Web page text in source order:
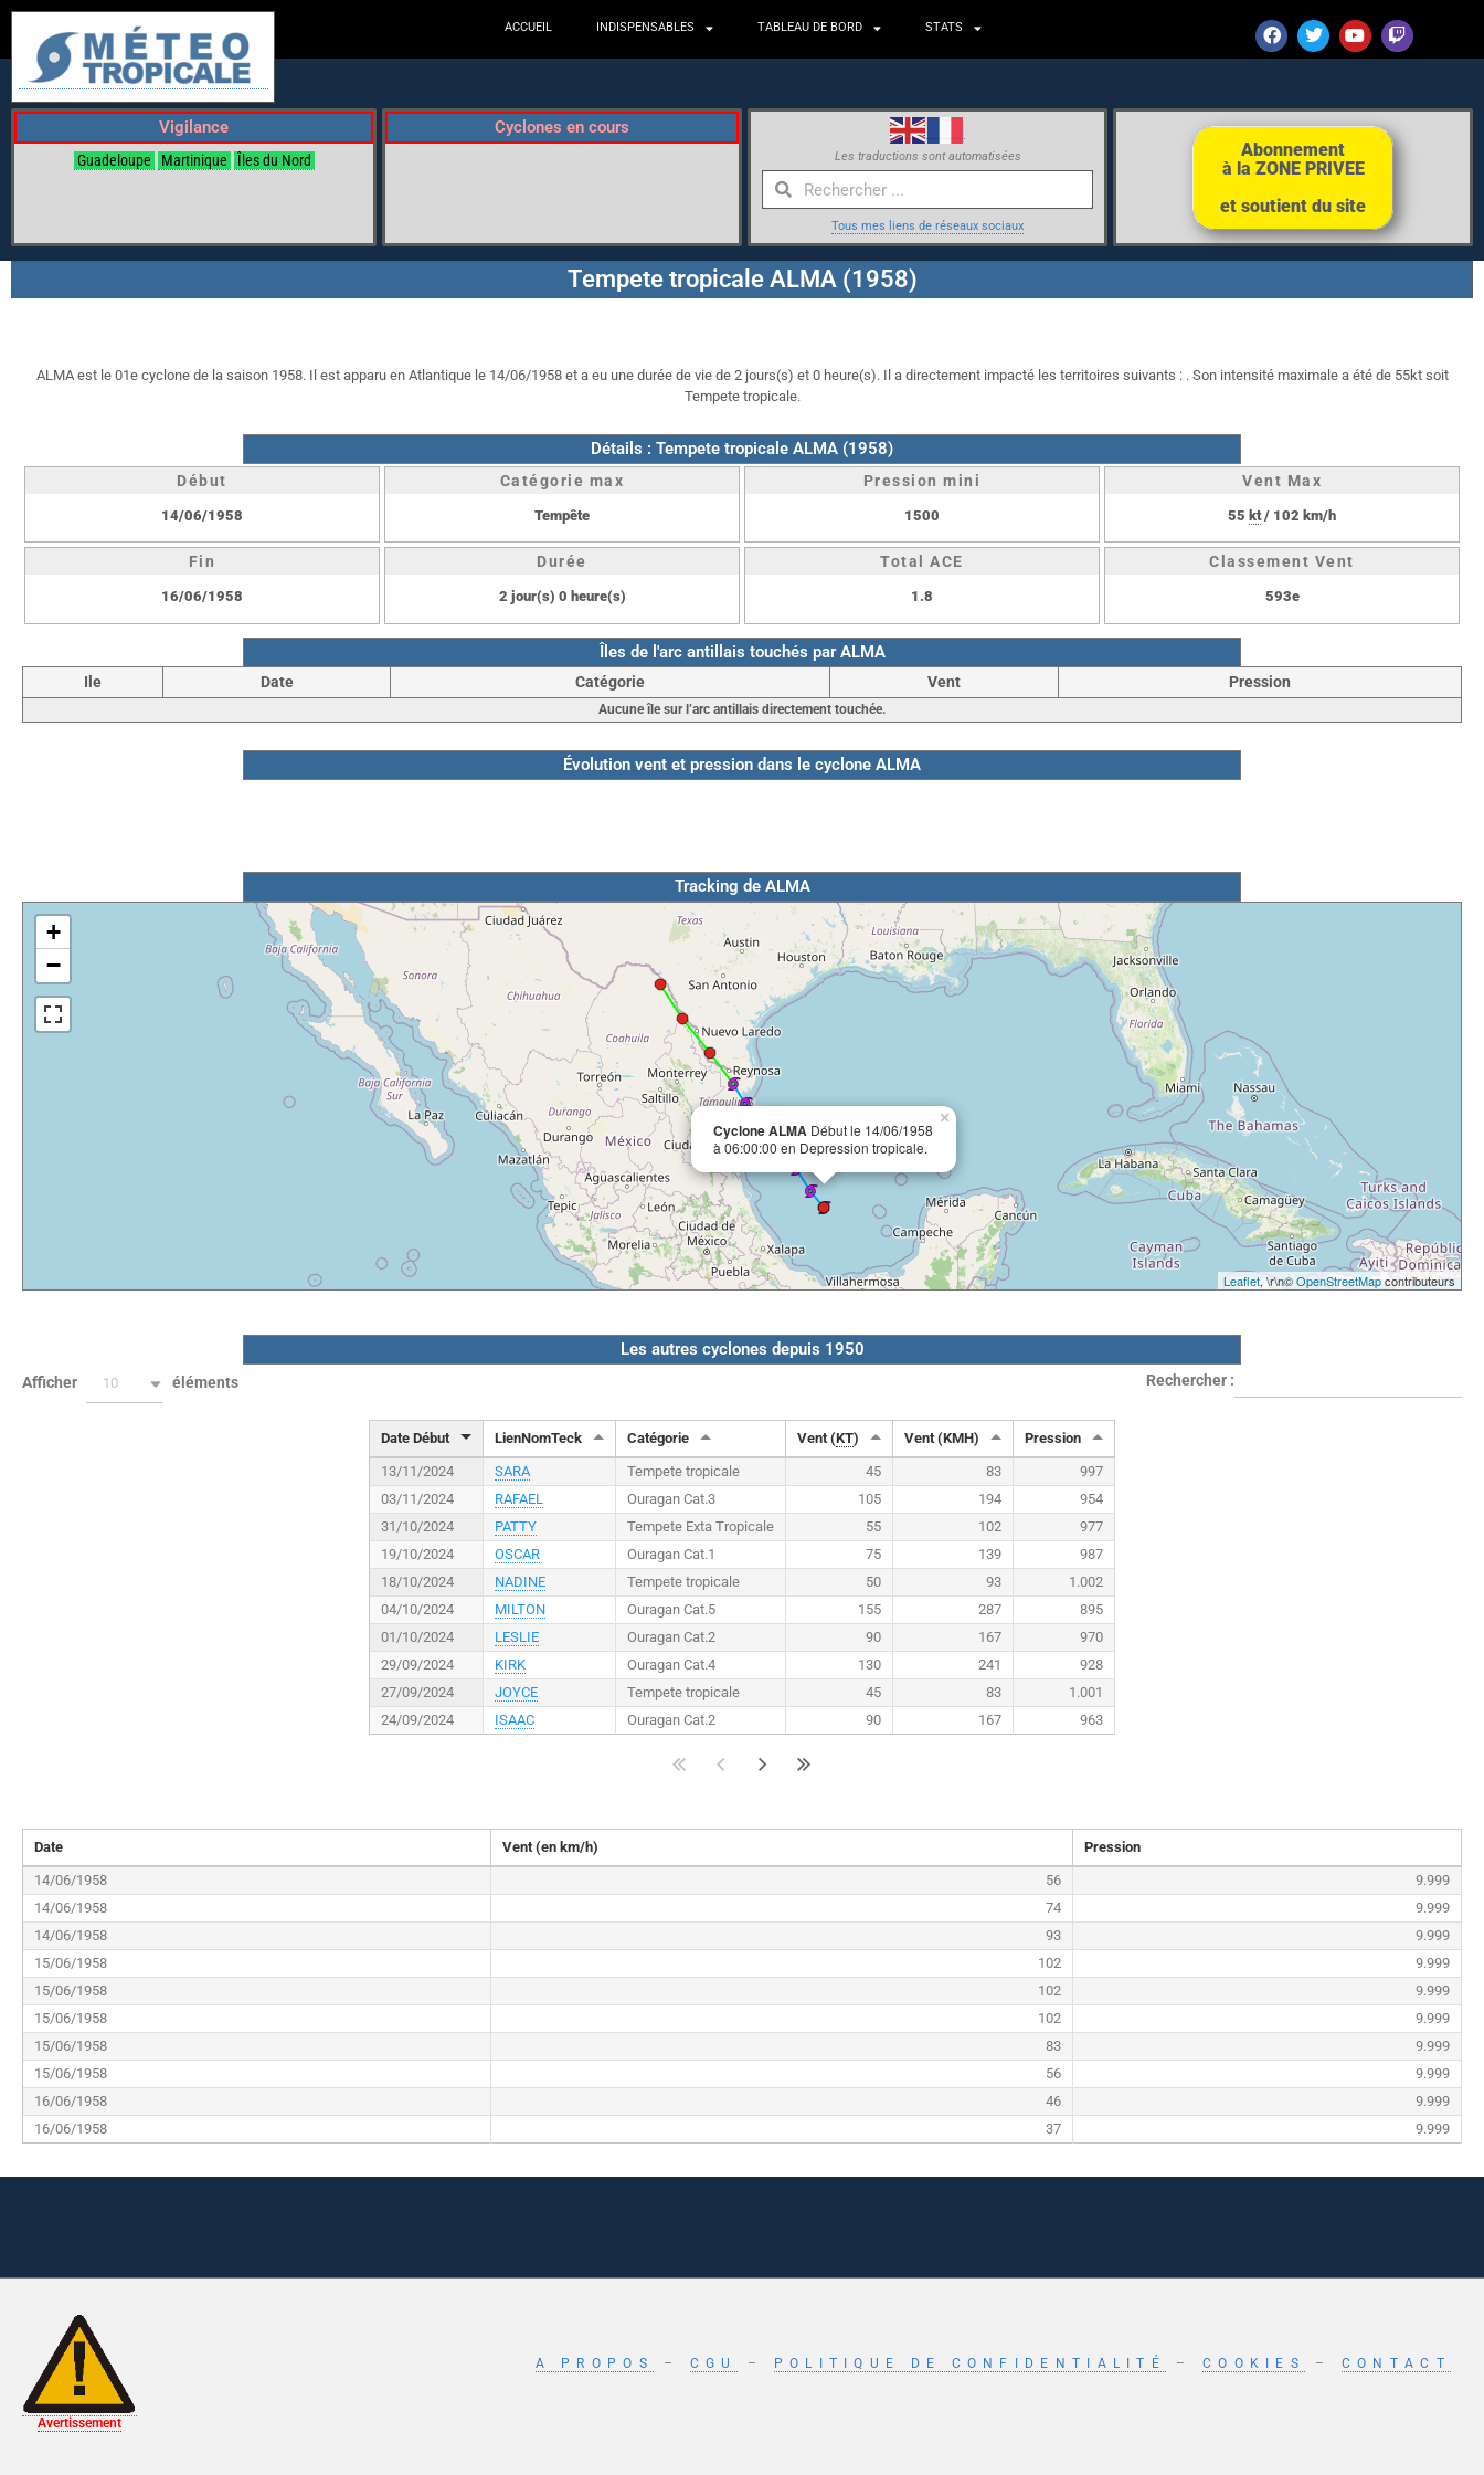
ACCUEIL INDISPENSABLES TABLEAU DE BORD STATS
Vigilance
Guadeloupe Martinique Îles du Nord
Cyclones en cours
Les traductions sont automatisées
Tous mes liens de réseaux sociaux
Abonnement
à la ZONE PRIVEE
et soutient du site
Tempete tropicale ALMA (1958)
ALMA est le 01e cyclone de la saison 1958. Il est apparu en Atlantique le 14/06/1958 et a eu une durée de vie de 2 jours(s) et 0 heure(s). Il a directement impacté les territoires suivants : . Son intensité maximale a été de 55kt soit
Tempete tropicale.
Détails : Tempete tropicale ALMA (1958)
Début
14/06/1958
Catégorie max
Tempête
Pression mini
1500
Vent Max
55 kt/ 102 km/h
Fin
16/06/1958
Durée
2 jour(s) 0 heure(s)
Total ACE
1.8
Classement Vent
593e
Îles de l'arc antillais touchés par ALMA
Ile Date Catégorie Vent Pression
Aucune île sur l’arc antillais directement touchée.
Évolution vent et pression dans le cyclone ALMA
Tracking de ALMA
Cyclone ALMA Début le 14/06/1958
à 06:00:00 en Depression tropicale.
×
+
−
Leaflet, \r\n©OpenStreetMapcontributeurs
Les autres cyclones depuis 1950
Afficher 10 éléments Rechercher :
Date Début LienNomTeck Catégorie Vent (KT) Vent (KMH)
Pression
13/11/2024
SARA Tempete tropicale 45 83
997
03/11/2024
RAFAEL Ouragan Cat.3 105 194
954
31/10/2024
PATTY Tempete Exta Tropicale 55 102
977
19/10/2024
OSCAR Ouragan Cat.1 75 139
987
18/10/2024
NADINE Tempete tropicale 50 93
1.002
04/10/2024
MILTON Ouragan Cat.5 155 287
895
01/10/2024
LESLIE Ouragan Cat.2 90 167
970
29/09/2024
KIRK Ouragan Cat.4 130 241
928
27/09/2024
JOYCE Tempete tropicale 45 83
1.001
24/09/2024
ISAAC Ouragan Cat.2 90 167 963
Date Vent (en km/h)
Pression
14/06/1958
56
9.999
14/06/1958
74
9.999
14/06/1958
93
9.999
15/06/1958
102
9.999
15/06/1958
102
9.999
15/06/1958
102
9.999
15/06/1958
83
9.999
15/06/1958
56
9.999
16/06/1958
46
9.999
16/06/1958
37 9.999
Avertissement
A PROPOS – CGU – POLITIQUE DE CONFIDENTIALITÉ – COOKIES – CONTACT